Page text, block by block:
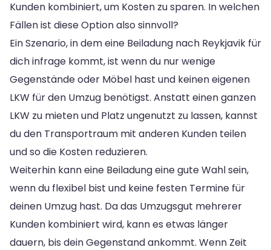
Kunden kombiniert, um Kosten zu sparen. In welchen
Fällen ist diese Option also sinnvoll?
Ein Szenario, in dem eine Beiladung nach Reykjavik für
dich infrage kommt, ist wenn du nur wenige
Gegenstände oder Möbel hast und keinen eigenen
LKW für den Umzug benötigst. Anstatt einen ganzen
LKW zu mieten und Platz ungenutzt zu lassen, kannst
du den Transportraum mit anderen Kunden teilen
und so die Kosten reduzieren.
Weiterhin kann eine Beiladung eine gute Wahl sein,
wenn du flexibel bist und keine festen Termine für
deinen Umzug hast. Da das Umzugsgut mehrerer
Kunden kombiniert wird, kann es etwas länger
dauern, bis dein Gegenstand ankommt. Wenn Zeit